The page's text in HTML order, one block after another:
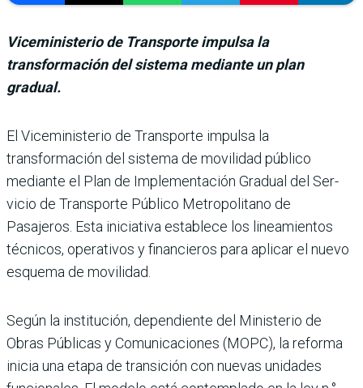
Viceministerio de Transporte impulsa la
transformación del sistema mediante un plan
gradual.
El Viceministerio de Transporte impulsa la
transformación del sistema de movilidad público
mediante el Plan de Imple­mentación Gradual del Ser­
vicio de Transporte Público Metropolitano de
Pasajeros. Esta iniciativa establece los lineamientos
técnicos, ope­rativos y financieros para aplicar el nuevo
esquema de movilidad.
Según la institución, depen­diente del Ministerio de
Obras Públicas y Comunica­ciones (MOPC), la reforma
inicia una etapa de transición con nuevas unidades